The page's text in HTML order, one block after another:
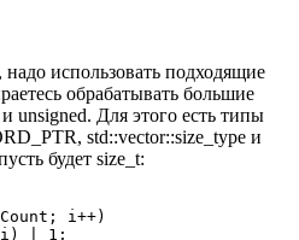
использовать подходящие
обрабатывать большие
unsigned. Для этого есть типы
std::vector::size_type и
будет size_t:
i++)
| 1;